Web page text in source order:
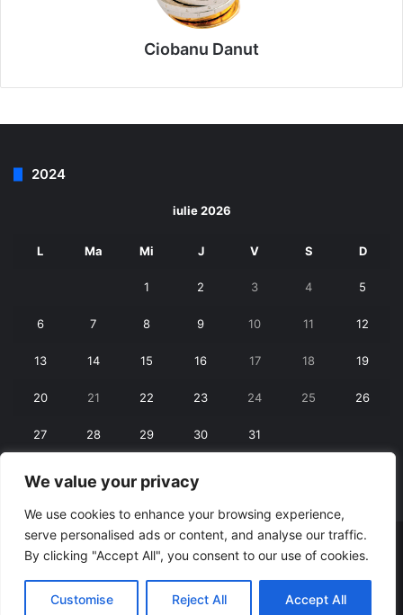
We value your privacy
We use cookies to enhance your browsing experience,
serve personalised ads or content, and analyse our traffic.
By clicking "Accept All", you consent to our use of cookies.
Customise Reject All Accept All
Ciobanu Danut
2024
iulie 2026
L Ma Mi J V S D
1 2 3 4 5
6 7 8 9 10 11 12
13 14 15 16 17 18 19
20 21 22 23 24 25 26
27 28 29 30 31
« iun. aug. »
© Copyright 2026, All Rights Reserved | RexNet
Facebook